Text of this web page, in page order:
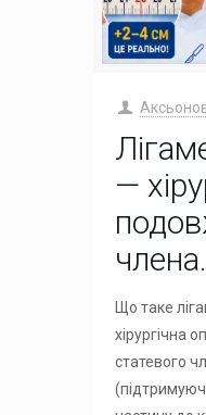
—
члена.
Що таке
хірургічна
статевого